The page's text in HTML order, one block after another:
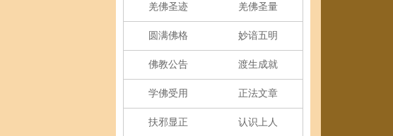
羌佛圣迹 羌佛圣量
圆满佛格 妙谙五明
佛教公告 渡生成就
学佛受用 正法文章
扶邪显正 认识上人